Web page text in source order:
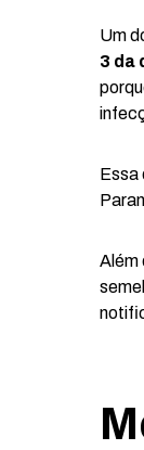
Um
3 da
Essa
Além